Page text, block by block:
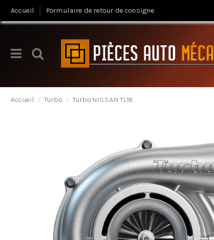
Accueil Formulaire de retour de consigne
Accueil Turbo Turbo NISSAN TL18